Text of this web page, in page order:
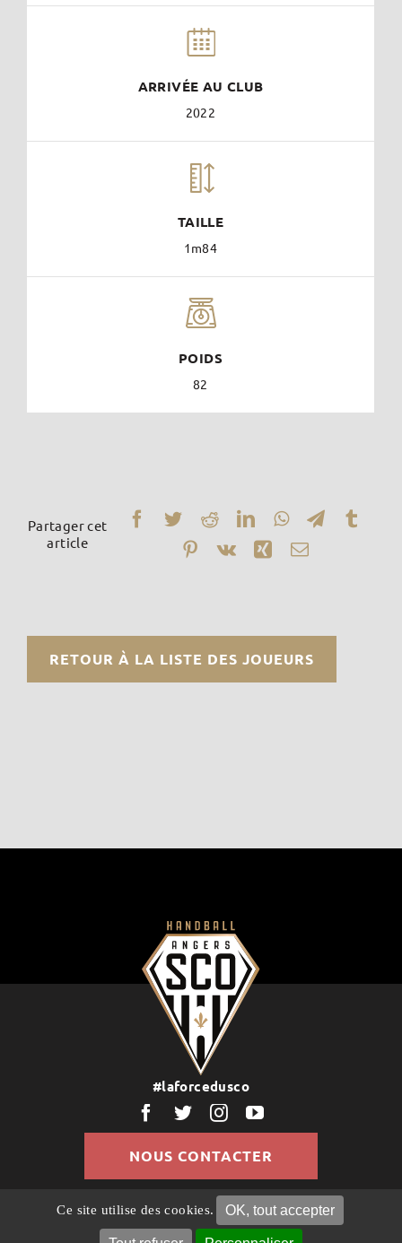
Ce site utilise des cookies. OK, tout accepter
ARRIVÉE AU CLUB
2022
TAILLE
1m84
POIDS
82
Partager cet
article
RETOUR À LA LISTE DES JOUEURS
#laforcedusco
NOUS CONTACTER
© Copyright 2022 | Tous droits réservés | Politique de